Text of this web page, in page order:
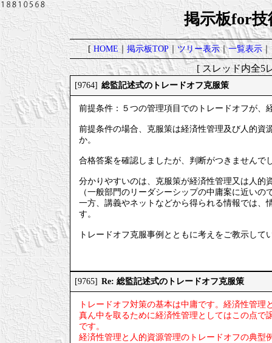
掲示板for技
[HOME｜掲示板TOP｜ツリー表示｜一覧表示｜
[ スレッド内全
[9764] 総監記述式のトレードオフ克服策
前提条件：５つの管理項目でのトレードオフが、
前提条件の場合、克服策は経済性管理及び人的資
か。
合格答案を確認しましたが、判断がつきませんで
分かりやすいのは、克服策が経済性管理又は人的
（一般部門のリーダシーシップの中庸案に近いの
一方、講義やネットなどから得られる情報では、
す。
トレードオフ克服事例とともに考えをご教示して
[9765] Re: 総監記述式のトレードオフ克服策
トレードオフ対策の基本は中庸です。経済性管
真ん中を取るために経済性管理としてはこの点で
です。
経済性管理と人的資源管理のトレードオフの典型